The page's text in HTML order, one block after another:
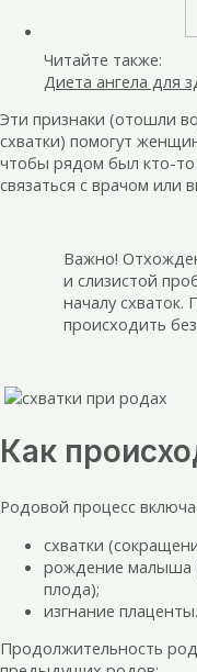
Читайте также:
Диета ангела для
Эти признаки (отошли
схватки) помогут
чтобы рядом был кто-
связаться с врачом или
Важно!
и слизистой
началу схваток.
происходить
Как
Родовой процесс
схватки
рождение малыша
плода);
изгнание плаценты.
Продолжительность